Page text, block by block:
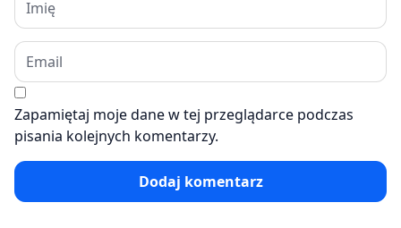
Zapamiętaj moje dane w tej przeglądarce podczas
pisania kolejnych komentarzy.
Dodaj komentarz